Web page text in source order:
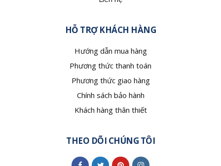
HỖ TRỢ KHÁCH HÀNG
Hướng dẫn mua hàng
Phương thức thanh toán
Phương thức giao hàng
Chính sách bảo hành
Khách hàng thân thiết
THEO DÕI CHÚNG TÔI